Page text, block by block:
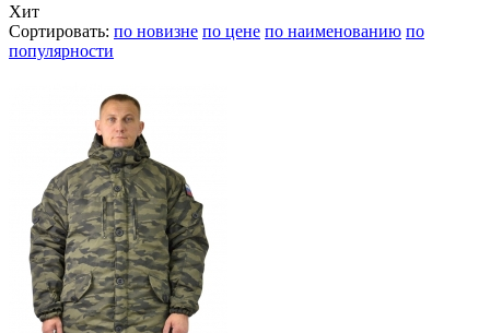
Хит
Сортировать: по новизне по цене по наименованию по
популярности